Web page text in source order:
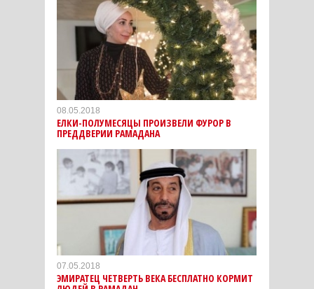
08.05.2018
ЕЛКИ-ПОЛУМЕСЯЦЫ ПРОИЗВЕЛИ ФУРОР В
ПРЕДДВЕРИИ РАМАДАНА
07.05.2018
ЭМИРАТЕЦ ЧЕТВЕРТЬ ВЕКА БЕСПЛАТНО КОРМИТ